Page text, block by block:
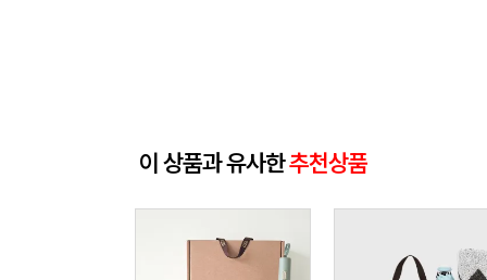
이 상품과 유사한추천상품